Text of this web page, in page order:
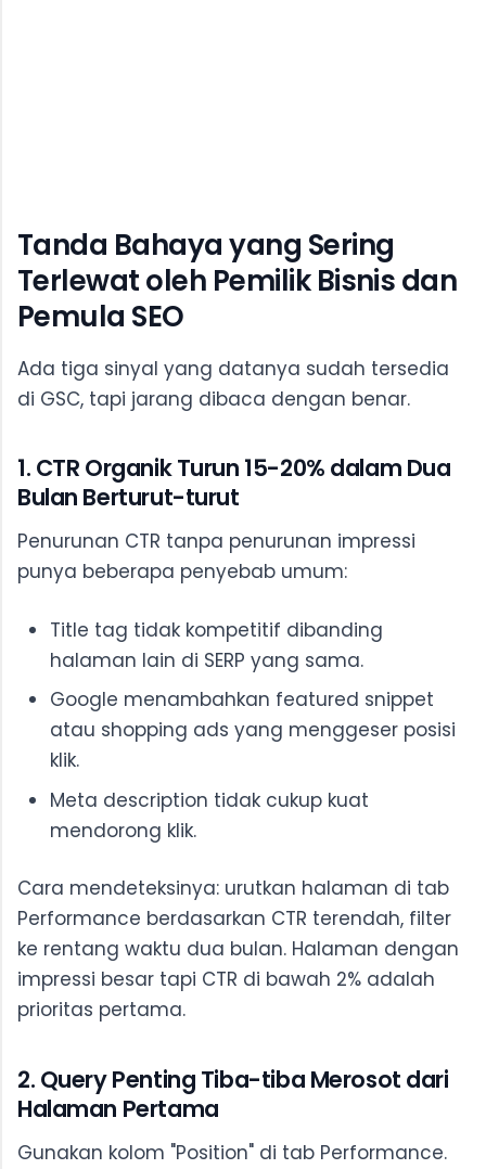
Tanda Bahaya yang Sering
Terlewat oleh Pemilik Bisnis dan
Pemula SEO
Ada tiga sinyal yang datanya sudah tersedia
di GSC, tapi jarang dibaca dengan benar.
1. CTR Organik Turun 15-20% dalam Dua
Bulan Berturut-turut
Penurunan CTR tanpa penurunan impressi
punya beberapa penyebab umum:
Title tag tidak kompetitif dibanding
halaman lain di SERP yang sama.
Google menambahkan featured snippet
atau shopping ads yang menggeser posisi
klik.
Meta description tidak cukup kuat
mendorong klik.
Cara mendeteksinya: urutkan halaman di tab
Performance berdasarkan CTR terendah, filter
ke rentang waktu dua bulan. Halaman dengan
impressi besar tapi CTR di bawah 2% adalah
prioritas pertama.
2. Query Penting Tiba-tiba Merosot dari
Halaman Pertama
Gunakan kolom "Position" di tab Performance.